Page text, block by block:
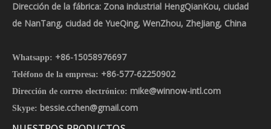
Dirección de la fábrica: Zona industrial HengQianKou, ciudad
de NanTang, ciudad de YueQing, WenZhou, ZheJiang, China
Whatsapp: +86-15058976697
Teléfono de la empresa: +86-577-62250902
Dirección de correo electrónico: mike@winnow-intl.com
Skype: bessie.cchen@gmail.com